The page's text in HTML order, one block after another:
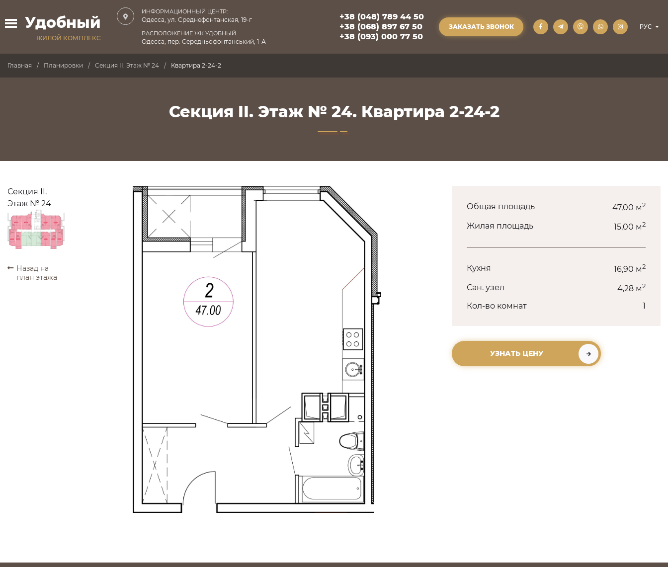
Удобный
ЖИЛОЙ КОМПЛЕКС
ИНФОРМАЦИОННЫЙ ЦЕНТР:
Одесса, ул. Среднефонтанская, 19-г
РАСПОЛОЖЕНИЕ ЖК УДОБНЫЙ
Одесса, пер. Середньофонтанський, 1-А
+38 (048) 789 44 50
+38 (068) 897 67 50
+38 (093) 000 77 50
ЗАКАЗАТЬ ЗВОНОК
Главная Планировки Секция II. Этаж № 24 Квартира 2-24-2
Секция II. Этаж № 24. Квартира 2-24-2
Секция II.
Этаж № 24
ПРОДАНО
ПРОДАНО
ПРОДАНО
ПРОДАНО
ПРОДАНО
Назад на
план этажа
Общая площадь 47,00 м2
Жилая площадь 15,00 м2
Кухня 16,90 м2
Сан. узел 4,28 м2
Кол-во комнат 1
УЗНАТЬ ЦЕНУ